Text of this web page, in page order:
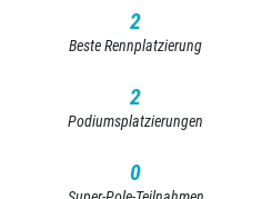
2
Beste Rennplatzierung
2
Podiumsplatzierungen
0